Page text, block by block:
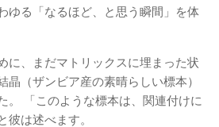
ゆる「なるほど、と思う瞬間」を体
に、まだマトリックスに埋まった状
晶（ザンビア産の素晴らしい標本）
。 「このような標本は、関連付けに
彼は述べます。